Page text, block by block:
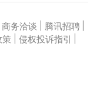
商务洽谈 腾讯招聘
策 侵权投诉指引